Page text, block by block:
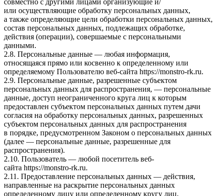
совместно с другими лицами организующие и/
или осуществляющие обработку персональных данных,
а также определяющие цели обработки персональных данных,
состав персональных данных, подлежащих обработке,
действия (операции), совершаемые с персональными
данными.
2.8. Персональные данные — любая информация,
относящаяся прямо или косвенно к определенному или
определяемому Пользователю веб-сайта https://monstro-rk.ru.
2.9. Персональные данные, разрешенные субъектом
персональных данных для распространения, — персональные
данные, доступ неограниченного круга лиц к которым
предоставлен субъектом персональных данных путем дачи
согласия на обработку персональных данных, разрешенных
субъектом персональных данных для распространения
в порядке, предусмотренном Законом о персональных данных
(далее — персональные данные, разрешенные для
распространения).
2.10. Пользователь — любой посетитель веб-
сайта https://monstro-rk.ru.
2.11. Предоставление персональных данных — действия,
направленные на раскрытие персональных данных
определенному лицу или определенному кругу лиц.